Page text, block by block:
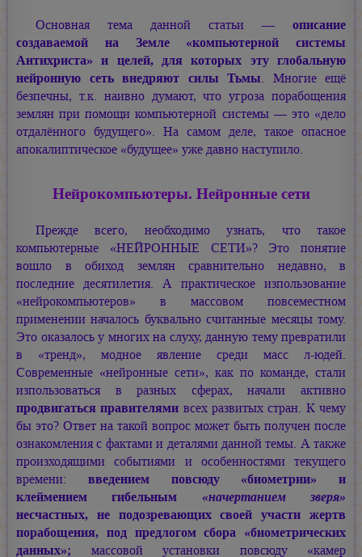
Основная тема данной статьи — описание
создаваемой на Земле «компьютерной системы
Антихриста» и целей, для которых эту глобальную
нейронную сеть внедряют силы Тьмы. Многие ещё
безпечны, т.к. наивно думают, что угроза порабощения
землян при помощи компьютерной системы — это «дело
отдалённого будущего». На самом деле, такое опасное
апокалиптическое «будущее» уже давно наступило.
Нейрокомпьютеры. Нейронные сети
Прежде всего, необходимо узнать, что такое
компьютерные «НЕЙРОННЫЕ СЕТИ»? Это понятие
вошло в обиход землян сравнительно недавно, в
последние десятилетия. А практическое изпользование
«нейрокомпьютеров» в массовом повсеместном
применении началось буквально считанные месяцы тому.
Это оказалось у многих на слуху, данную тему превратили
в «тренд», модное явление среди масс л-юдей.
Современные «нейронные сети», как по команде, стали
изпользоваться в разных сферах, начали активно
продвигаться правителями всех развитых стран. К чему
бы это? Ответ на такой вопрос может быть получен после
ознакомления с фактами и деталями данной темы. А также
произходящими событиями и особенностями текущего
времени: введением повсюду «биометрии» и
клеймением гибельным «начертанием зверя»
несчастных, не подозревающих своей участи жертв
порабощения, под предлогом сбора «биометрических
данных»; массовой установки повсюду «камер